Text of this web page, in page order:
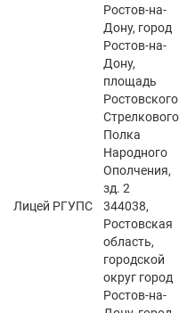
Ростов-на-
Дону, город
Ростов-на-
Дону,
площадь
Ростовского
Стрелкового
Полка
Народного
Ополчения,
зд. 2
Лицей РГУПС
344038,
Ростовская
область,
городской
округ город
Ростов-на-